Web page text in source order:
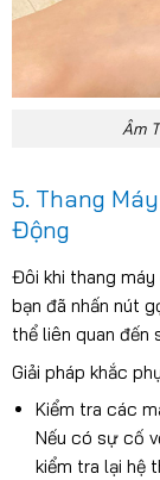
Âm
5. Thang
Động
Đôi khi thang
bạn đã nhấn nút
thể liên quan đến
Giải pháp khắc
Kiểm tra các
Nếu có sự cố
kiểm tra lại hệ